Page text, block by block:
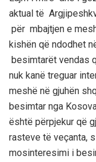
aktual të
për mbajtjen e
kishën që ndodhet
besimtarët vendas
nuk kanë treguar
meshë në gjuhën
besimtar nga
është përpjekur që
rasteve të veçanta,
mosinteresimi i